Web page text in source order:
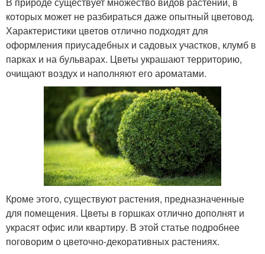
которых может не разбираться даже опытный цветовод.
Характеристики цветов отлично подходят для
оформления приусадебных и садовых участков, клумб в
парках и на бульварах. Цветы украшают территорию,
очищают воздух и наполняют его ароматами.
Кроме этого, существуют растения, предназначенные
для помещения. Цветы в горшках отлично дополнят и
украсят офис или квартиру. В этой статье подробнее
поговорим о цветочно-декоративных растениях.